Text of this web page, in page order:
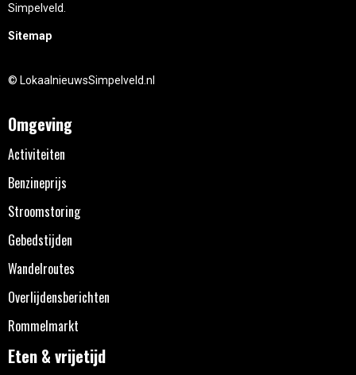
Simpelveld.
Sitemap
© LokaalnieuwsSimpelveld.nl
Omgeving
Activiteiten
Benzineprijs
Stroomstoring
Gebedstijden
Wandelroutes
Overlijdensberichten
Rommelmarkt
Eten & vrijetijd